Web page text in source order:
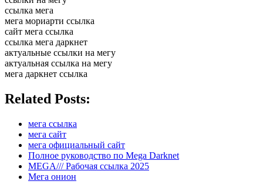
ссылка мега
мега мориарти ссылка
сайт мега ссылка
ссылка мега даркнет
актуальные ссылки на мегу
актуальная ссылка на мегу
мега даркнет ссылка
Related Posts:
мега ссылка
мега сайт
мега официальный сайт
Полное руководство по Mega Darknet
MEGA/// Рабочая ссылка 2025
Мега онион